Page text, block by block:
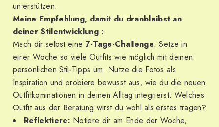
unterstützen.
Meine Empfehlung, damit du dranbleibst an
deiner Stilentwicklung :
Mach dir selbst eine 7-Tage-Challenge: Setze in
einer Woche so viele Outfits wie möglich mit deinen
persönlichen Stil-Tipps um. Nutze die Fotos als
Inspiration und probiere bewusst aus, wie du die neuen
Outfitkominationen in deinen Alltag integrierst. Welches
Outfit aus der Beratung wirst du wohl als erstes tragen?
Reflektiere: Notiere dir am Ende der Woche,